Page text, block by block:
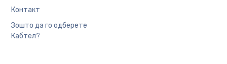
Контакт
Зошто да го одберете
Кабтел?